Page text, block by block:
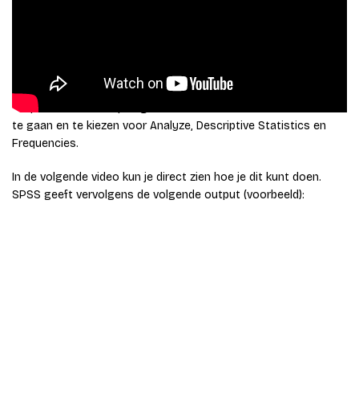
spreidingsmaten. Voor nominale en ordinale variabelen zijn
frequentietabellen het meest geschikt. Je kunt
frequentietabellen opvragen en aanmaken door naar het menu
te gaan en te kiezen voor Analyze, Descriptive Statistics en
Frequencies.
In de volgende video kun je direct zien hoe je dit kunt doen.
SPSS geeft vervolgens de volgende output (voorbeeld):